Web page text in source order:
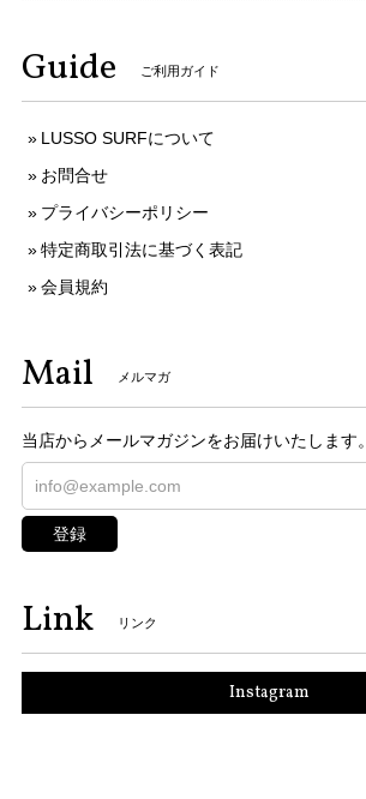
Guide ご利用ガイド
LUSSO SURFについて
お問合せ
プライバシーポリシー
特定商取引法に基づく表記
会員規約
Mail メルマガ
当店からメールマガジンをお届けいたします。
登録
Link リンク
Instagram